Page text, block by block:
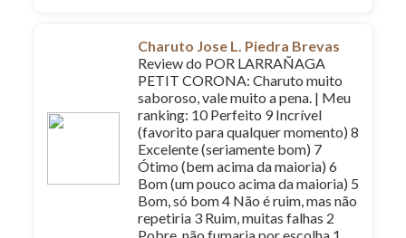
Charuto Jose L. Piedra Brevas
Review do POR LARRAÑAGA
PETIT CORONA: Charuto muito
saboroso, vale muito a pena. | Meu
ranking: 10 Perfeito 9 Incrível
(favorito para qualquer momento) 8
Excelente (seriamente bom) 7
Ótimo (bem acima da maioria) 6
Bom (um pouco acima da maioria) 5
Bom, só bom 4 Não é ruim, mas não
repetiria 3 Ruim, muitas falhas 2